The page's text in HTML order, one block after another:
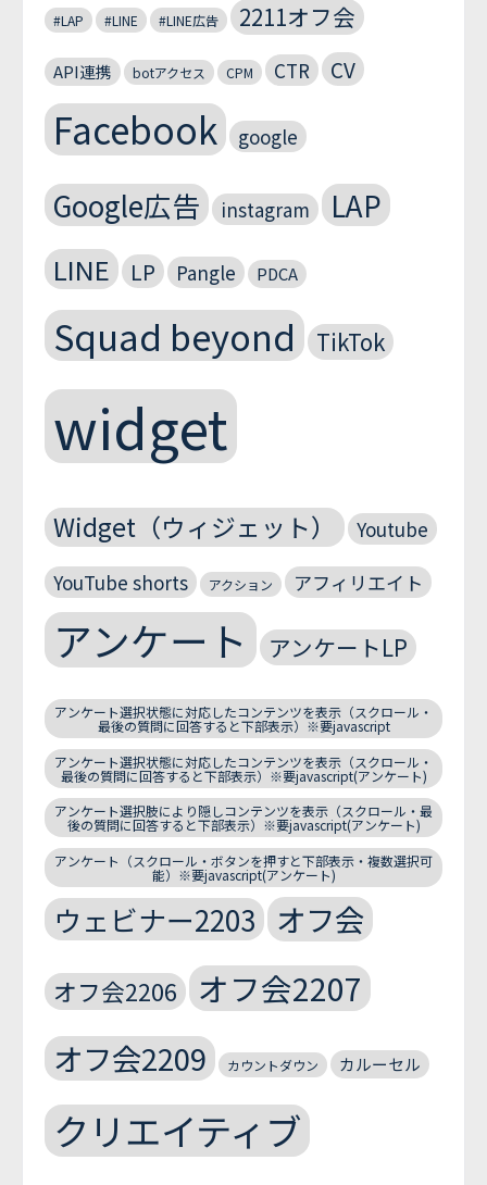
#LAP #LINE #LINE広告 2211オフ会
API連携 botアクセス CPM CTR CV
Facebook google
Google広告 instagram LAP
LINE LP Pangle PDCA
Squad beyond TikTok
widget
Widget（ウィジェット）
Youtube
YouTube shorts
アクション アフィリエイト
アンケート アンケートLP
アンケート選択状態に対応したコンテンツを表示（スクロール・
最後の質問に回答すると下部表示）※要javascript
アンケート選択状態に対応したコンテンツを表示（スクロール・
最後の質問に回答すると下部表示）※要javascript(アンケート)
アンケート選択肢により隠しコンテンツを表示（スクロール・最
後の質問に回答すると下部表示）※要javascript(アンケート)
アンケート（スクロール・ボタンを押すと下部表示・複数選択可
能）※要javascript(アンケート)
ウェビナー2203 オフ会
オフ会2206 オフ会2207
オフ会2209 カウントダウン カルーセル
クリエイティブ